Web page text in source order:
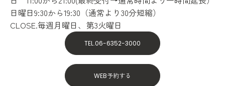
日曜日9:30から19:30（通常より30分短縮）
CLOSE.毎週月曜日、第3火曜日
TEL.06-6352-3000
WEB予約する